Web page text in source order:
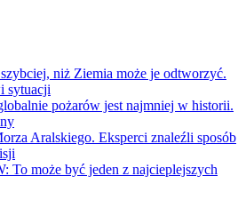
niż Ziemia może je odtworzyć.
sytuacji
pożarów jest najmniej w historii.
Aralskiego. Eksperci znaleźli sposób
To może być jeden z najcieplejszych